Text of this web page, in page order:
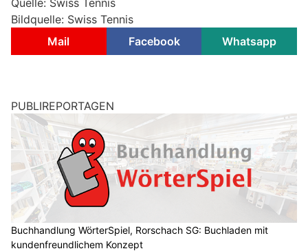
Bildquelle: Swiss Tennis
Mail
Facebook Whatsapp
PUBLIREPORTAGEN
Buchhandlung WörterSpiel, Rorschach SG: Buchladen mit
kundenfreundlichem Konzept